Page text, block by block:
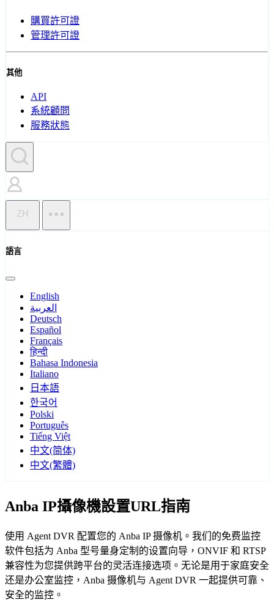
購買許可證
管理許可證
其他
API
系統顧問
服務狀態
ZH
語言
English
العربية
Deutsch
Español
Français
हिन्दी
Bahasa Indonesia
Italiano
日本語
한국어
Polski
Português
Tiếng Việt
中文(简体)
中文(繁體)
Anba IP攝像機設置URL指南
使用 Agent DVR 配置您的 Anba IP 摄像机。我们的免费监控
软件包括为 Anba 型号量身定制的设置向导，ONVIF 和 RTSP
兼容性为您提供跨平台的灵活连接选项。无论是用于家庭安全
还是办公室监控，Anba 摄像机与 Agent DVR 一起提供可靠、
安全的监控。